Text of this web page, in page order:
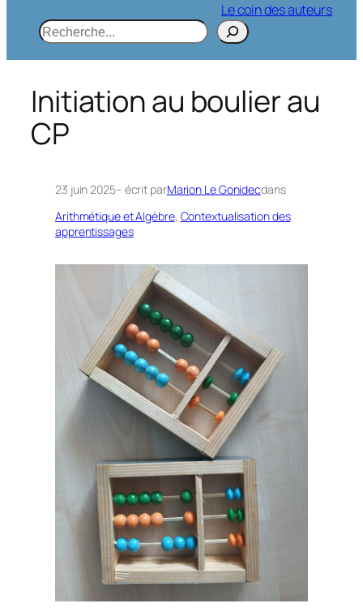
Le coin des auteurs
R
e
e
r
c
Initiation au boulier au
CP
23 juin 2025– écrit parMarion Le Gonidecdans
Arithmétique et Algèbre, Contextualisation des
apprentissages